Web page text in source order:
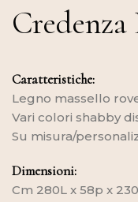
Caratteristiche:
Legno massello
Vari colori shabby
Su misura/
Dimensioni:
Cm 280L x 58p x